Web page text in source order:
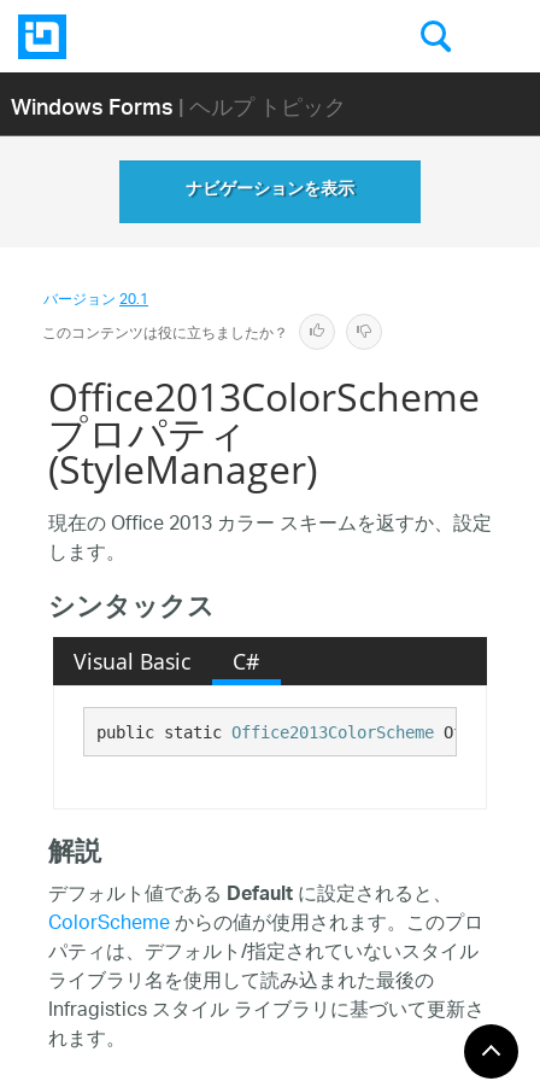
Windows Forms| ヘルプ トピック
ナビゲーションを表示
バージョン20.1
このコンテンツは役に立ちましたか？
Office2013ColorScheme
プロパティ
(StyleManager)
現在の Office 2013 カラー スキームを返すか、設定
します。
シンタックス
Visual Basic C#
public static Office2013ColorScheme
解説
デフォルト値である Defaultに設定されると、
ColorSchemeからの値が使用されます。このプロ
パティは、デフォルト/指定されていないスタイル
ライブラリ名を使用して読み込まれた最後の
Infragistics スタイル ライブラリに基づいて更新さ
れます。